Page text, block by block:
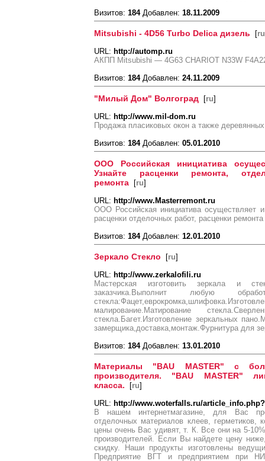
Визитов: 184Добавлен: 18.11.2009
Mitsubishi - 4D56 Turbo Delica дизель [ru
URL: http://automp.ru
АКПП Mitsubishi — 4G63 CHARIOT N33W
Визитов: 184Добавлен: 24.11.2009
"Милый Дом" Волгоград [ru]
URL: http://www.mil-dom.ru
Продажа пласиковых окон а также
Визитов: 184Добавлен: 05.01.2010
ООО Российская инициатива
Узнайте расценки ремонта,
ремонта [ru]
URL: http://www.Masterremont.ru
ООО Российская инициатива осуществляет
расценки отделочных работ, расценки ремонта
Визитов: 184Добавлен: 12.01.2010
Зеркало Стекло [ru]
URL: http://www.zerkalofili.ru
Мастерская изготовить зеркала и
заказчика.Выполнит любую
малирование.Матирование
стекла.Багет.Изготовление зеркальных
замерщика,доставка,монтаж.Фурнитура для
Визитов: 184Добавлен: 13.01.2010
Материалы "BAU MASTER" с
производителя. "BAU MASTER"
класса. [ru]
URL: http://www.woterfalls.ru/
В нашем интернетмагазине, для Вас
отделочных материалов клеев, герметиков,
цены очень Вас удивят, т. К. Все они на 5-
производителей. Если Вы найдете цену
скидку. Наши продукты изготовлены
Предприятие ВГТ и предприятием при